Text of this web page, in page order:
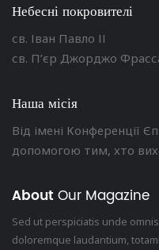
Небесні покровителі
св. Іван Павло ІІ
св. П’єр Джорджо
Наша місія
Від імені Конференції
допомогою тим, хто
About Our Magazine
Sed ut perspiciatis unde
doloremque laudantium,